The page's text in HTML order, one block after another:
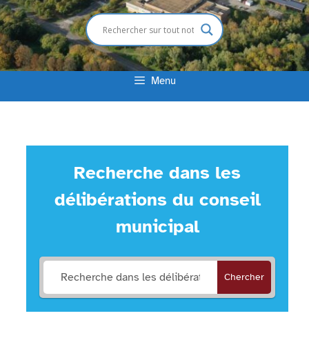
Menu
Recherche dans les
délibérations du conseil
municipal
Chercher